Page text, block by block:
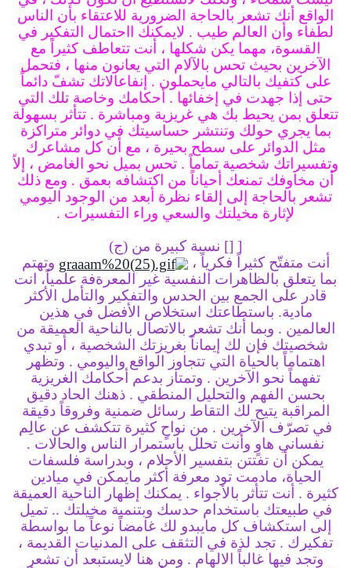
الواقع أنك تشعر بالحاجة الضرورية للاعتقاء بأن الناس
لطفاء وأن العالم طيب . لايمكنك ااحتمال التفكير في
القسوة، مهما يكن شكلها ، أنت تتعاطف كثيراً مع
الآخرين بحيث تحس بالآلام التي يعانون منها ، فتحمل
على كتفيك بالتالي مايحملون . إنفاعالاتك تشفّ دائماً
حتى إذا جهدت في إخفائها . أحكامك وخاصة تلك التي
تتعلق بمن يحيط بك هي غريزية ومباشرة . تتأثر بسهولة
بما يجري حولك وتنتشر حساسيتك في دوائر متراكزة
مثل الدوائر على سطح بحيرة ، مع أن كل مشاعرك
وتفسيراتك شخصية تماماً . تحس بميل نحو الغامض ، إلاّ
أن مخاوفك تمنعك أحياناً من اكتشافه بعمق . ومع ذلك
تشعر بالحاجة إلى إلقاء نظرة أبعد من الوجود اليومي
لإثارة مخيلتك والسعي وراء التفسيرات .
[] نسبة كبيرة من (ج)
أنت متفتّح كثيراً فكرياً ،
وتهتم
بما يتعلق بالظاهرات النفسية غير المعرةفة علمياً، انت
قادر على الجمع بين الحدس والتفكير والتأمل الأكثر
مادية. باستطاعتك استخلاص الأفضل في هذين
العالمين . وبما أنك تشعر بالاتصال بالناحية العميقة من
شخصيتك فإن لك إيماناً بغريزتك الشخصية ، أو تبدي
اهتماماً بالحياة التي تتجاوز الواقع واليومي . وتظهر
تفهماً نحو الآخرين . وتمتاز بدعم أحكامك الغريزية
بحسن الفهم والتحليل المنطقي . ذهنك الحاد دقيق
المراقبة يتيح لك التقاط رسائل ضمنية وفروقاً دقيقة
في تصرّف الآخرين . من نواحٍ كثيرة تتكشف عن عالِم
نفساني هاوٍ وأنت تحلل باستمرار الناس والحالات .
يمكن أن تفتتن بتفسير الأحلام ، وبدراسة فلسفات
الحياة، مادمت تود معرفة أكثر مايمكن في ميادين
كثيرة . أنت تتأثر بالأجواء . يمكنك إظهار الناحية العميقة
في طبيعتك باستخدام حدسك وبتنمية مخيلتك .. تميل
إلى استكشاف كل مايبدو لك غامضاً نوعاً ما بواسطة
تفكيرك . تجد لذة في التثقف على المدنيات القديمة ،
وتجد فيها غالباً الالهام . ومن هنا لايستبعد أن تشعر